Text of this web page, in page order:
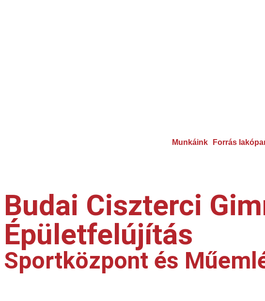
Munkáink Forrás
Budai Ciszterci
Épületfelújítás
Sportközpont és